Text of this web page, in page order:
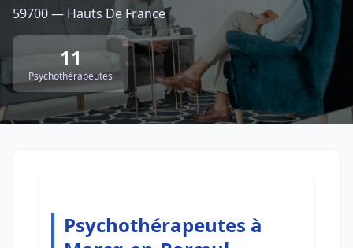
59700 — Hauts De France
11
Psychothérapeutes
Psychothérapeutes à